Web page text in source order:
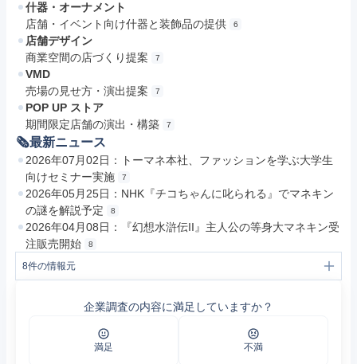
什器・オーナメント
店舗・イベント向け什器と装飾品の提供
6
店舗デザイン
商業空間の店づくり提案
7
VMD
売場の見せ方・演出提案
7
POP UP ストア
期間限定店舗の演出・構築
7
🗞最新ニュース
2026年07月02日：トーマネ本社、ファッションを学ぶ大学生
向けセミナー実施
7
2026年05月25日：NHK『チコちゃんに叱られる』でマネキン
の謎を解説予定
8
2026年04月08日：『幻想水滸伝II』主人公の等身大マネキン受
注販売開始
8
8件の情報元
SPACE DESIGN│マネキンや什器のレンタルまたは販売
マネキン│マネキンや什器のレンタルまたは販売
什器・オーナメント│マネキンや什器のレンタルまたは販売
企業調査の内容に満足していますか？
満足 不満